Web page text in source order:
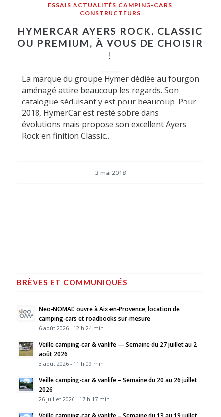
ESSAIS ACTUALITÉS CAMPING-CARS
CONSTRUCTEURS
HYMERCAR AYERS ROCK, CLASSIC
OU PREMIUM, À VOUS DE CHOISIR
!
La marque du groupe Hymer dédiée au fourgon
aménagé attire beaucoup les regards. Son
catalogue séduisant y est pour beaucoup. Pour
2018, HymerCar est resté sobre dans
évolutions mais propose son excellent Ayers
Rock en finition Classic…
3 mai 2018
BRÈVES ET COMMUNIQUÉS
Neo-NOMAD ouvre à Aix-en-Provence, location de
camping-cars et roadbooks sur-mesure
6 août 2026 - 12 h 24 min
Veille camping-car & vanlife — Semaine du 27 juillet au 2
août 2026
3 août 2026 - 11 h 09 min
Veille camping-car & vanlife – Semaine du 20 au 26 juillet
2026
26 juillet 2026 - 17 h 17 min
Veille camping-car & vanlife – Semaine du 13 au 19 juillet